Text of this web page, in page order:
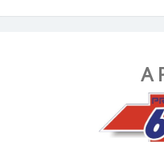
A